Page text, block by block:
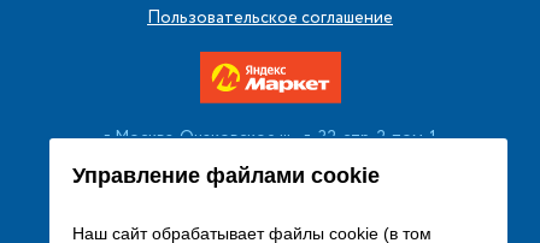
Управление файлами cookie
Наш сайт обрабатывает файлы cookie (в том
Пользовательское соглашение
г. Москва, Очаковское ш., д. 32, стр. 2, пом. 1
+7 (495) 256 08 13
Заказать звонок